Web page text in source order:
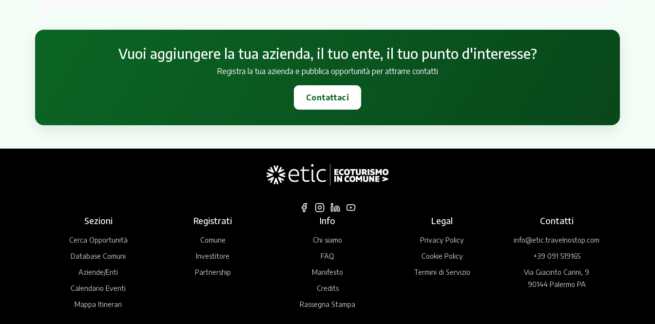
Vuoi aggiungere la tua azienda, il tuo ente, il tuo punto d'interesse?
Registra la tua azienda e pubblica opportunità per attrarre contatti
Contattaci
Sezioni
Cerca Opportunità
Database Comuni
Aziende/Enti
Calendario Eventi
Mappa Itinerari
Registrati
Comune
Investitore
Partnership
Info
Chi siamo
FAQ
Manifesto
Credits
Rassegna Stampa
Legal
Privacy Policy
Cookie Policy
Termini di Servizio
Contatti
info@etic.travelnostop.com
+39 091 519165
Via Giacinto Carini, 9
90144 Palermo PA